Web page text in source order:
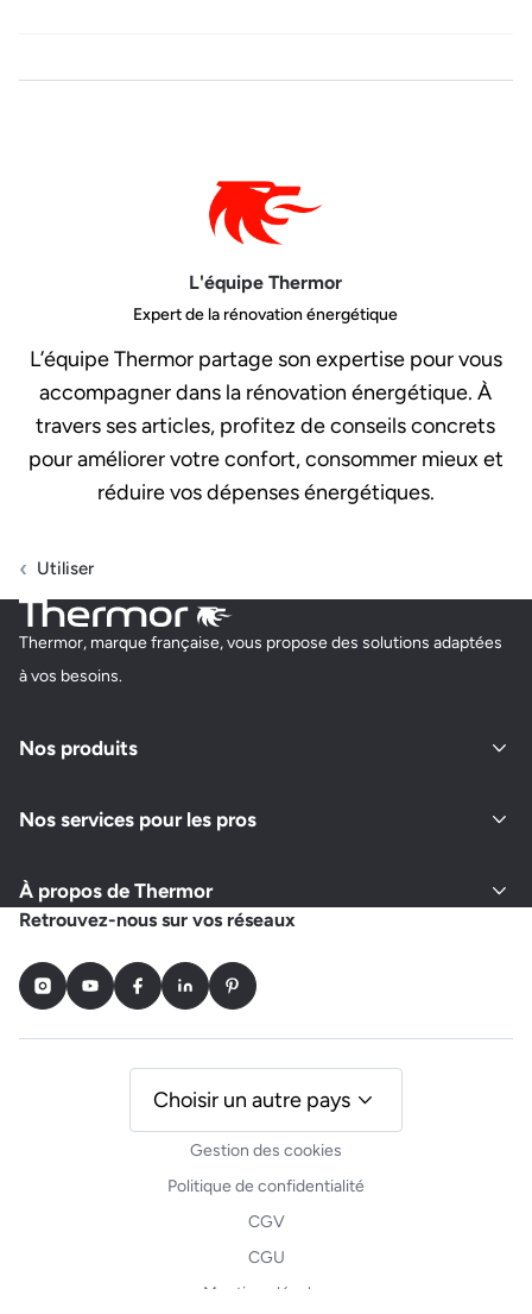
L'équipe Thermor
Expert de la rénovation énergétique
L’équipe Thermor partage son expertise pour vous
accompagner dans la rénovation énergétique. À
travers ses articles, profitez de conseils concrets
pour améliorer votre confort, consommer mieux et
réduire vos dépenses énergétiques.
Utiliser
Thermor, marque française, vous propose des solutions adaptées
à vos besoins.
Nos produits
Nos services pour les pros
À propos de Thermor
Retrouvez-nous sur vos réseaux
InstagramYoutubeFacebookLinkedInPinterest
Gestion des cookies
Politique de confidentialité
CGV
CGU
Mentions légales
Choisir un autre pays